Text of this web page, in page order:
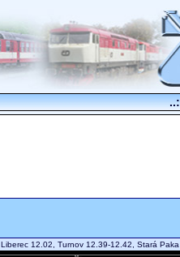
Liberec 12.02, Turnov 12.39-12.42, Stará